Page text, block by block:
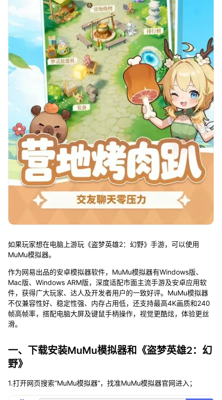
如果玩家想在电脑上游玩《盗梦英雄2：幻野》手游，可以使用
MuMu模拟器。
作为网易出品的安卓模拟器软件，MuMu模拟器有Windows版、
Mac版、Windows ARM版，深度适配市面主流手游及安卓应用软
件，获得广大玩家、达人及开发者用户的一致好评。MuMu模拟器
不仅兼容性好、稳定性强、内存占用低，还支持最高4K画质和240
帧高帧率，搭配电脑大屏及键鼠手柄操作，视觉更酷炫，体验更丝
滑。
一、下载安装MuMu模拟器和《盗梦英雄2：幻
野》
1.打开网页搜索“MuMu模拟器”，找准MuMu模拟器官网进入；